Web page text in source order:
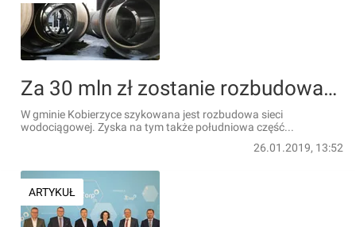
Za 30 mln zł zostanie rozbudowana sieć wodociągowa w Kobierzycach i na południu Wrocławia
W gminie Kobierzyce szykowana jest rozbudowa sieci
wodociągowej. Zyska na tym także południowa część...
26.01.2019, 13:52
ARTYKUŁ